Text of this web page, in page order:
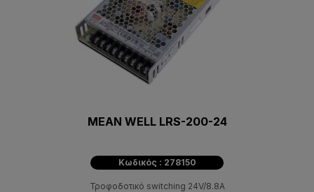
MEAN WELL LRS-200-24
Κωδικός : 278150
Τροφοδοτικό switching 24V/8.8A